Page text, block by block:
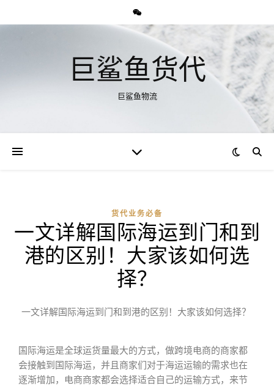
巨鲨鱼货代
巨鲨鱼物流
货代业务必备
一文详解国际海运到门和到
港的区别！大家该如何选
择？
一文详解国际海运到门和到港的区别！大家该如何选择？
国际海运是全球运货量最大的方式，做跨境电商的商家都
会接触到国际海运，并且商家们对于海运运输的需求也在
逐渐增加，电商商家都会选择适合自己的运输方式，来节